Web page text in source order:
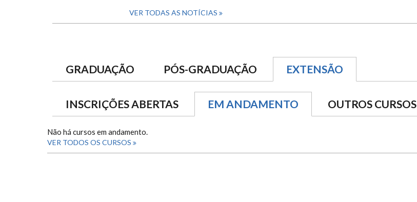
VER TODAS AS NOTÍCIAS
GRADUAÇÃO PÓS-GRADUAÇÃO EXTENSÃO
INSCRIÇÕES ABERTAS EM ANDAMENTO OUTROS CURSOS
Não há cursos em andamento.
VER TODOS OS CURSOS